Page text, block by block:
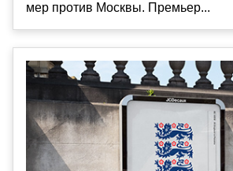
мер против Москвы. Премьер...